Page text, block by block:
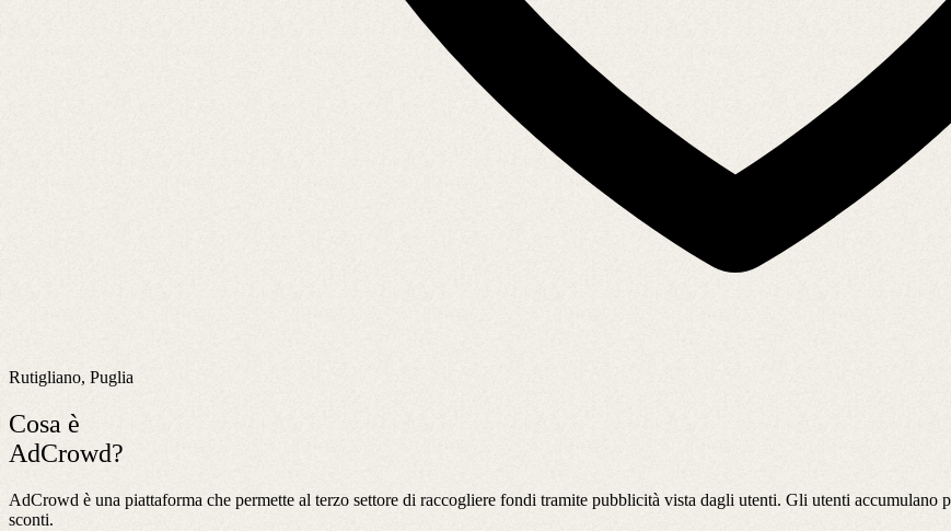
Rutigliano, Puglia
Cosa è
AdCrowd?
AdCrowd è una piattaforma che permette al terzo settore di raccogliere fondi tramite pubblicità vista dagli utenti. Gli utenti
sconti.